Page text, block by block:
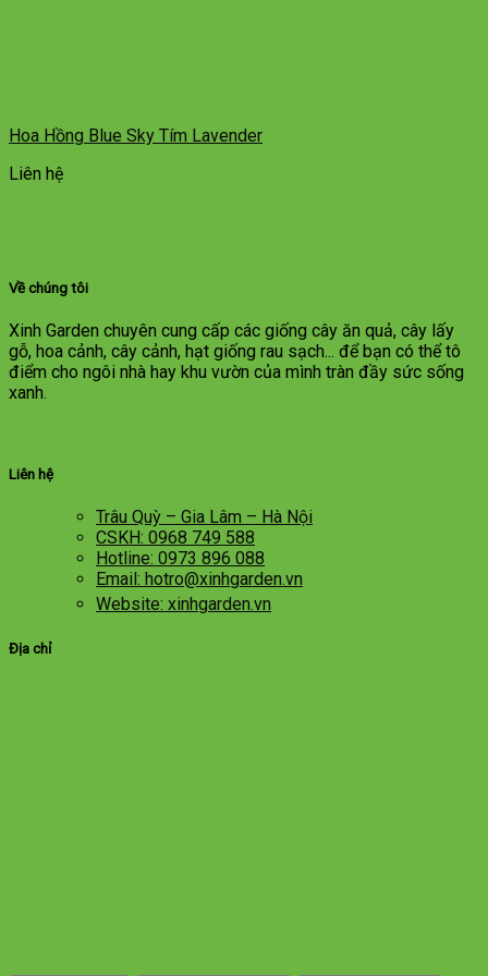
Hoa Hồng Blue Sky Tím Lavender
Liên hệ
Về chúng tôi
Xinh Garden chuyên cung cấp các giống cây ăn quả, cây lấy
gỗ, hoa cảnh, cây cảnh, hạt giống rau sạch... để bạn có thể tô
điểm cho ngôi nhà hay khu vườn của mình tràn đầy sức sống
xanh.
Liên hệ
Trâu Quỳ – Gia Lâm – Hà Nội
CSKH: 0968 749 588
Hotline: 0973 896 088
Email: hotro@xinhgarden.vn
Website: xinhgarden.vn
Địa chỉ